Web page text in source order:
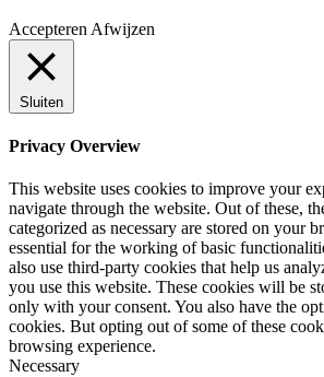
Accepteren Afwijzen
Sluiten
Privacy Overview
This website uses cookies to improve your
navigate through the website. Out of these,
categorized as necessary are stored on your
essential for the working of basic
also use third-party cookies that help us
you use this website. These cookies will be
only with your consent. You also have the
cookies. But opting out of some of these
browsing experience.
Necessary